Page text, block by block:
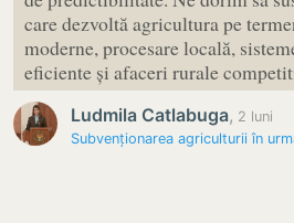
care dezvoltă agricultura pe
moderne, procesare locală,
eficiente și afaceri rurale
Ludmila Catlabuga, 2 luni